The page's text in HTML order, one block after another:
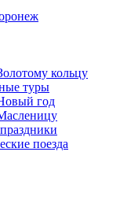
кольцу
туры
год
поезда